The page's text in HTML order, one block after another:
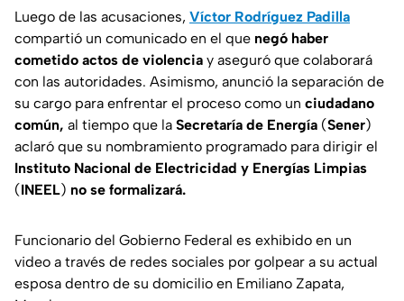
Luego de las acusaciones, Víctor Rodríguez Padilla
compartió un comunicado en el que negó haber
cometido actos de violencia y aseguró que colaborará
con las autoridades. Asimismo, anunció la separación de
su cargo para enfrentar el proceso como un ciudadano
común, al tiempo que la Secretaría de Energía (Sener)
aclaró que su nombramiento programado para dirigir el
Instituto Nacional de Electricidad y Energías Limpias
(INEEL) no se formalizará.
Funcionario del Gobierno Federal es exhibido en un
video a través de redes sociales por golpear a su actual
esposa dentro de su domicilio en Emiliano Zapata,